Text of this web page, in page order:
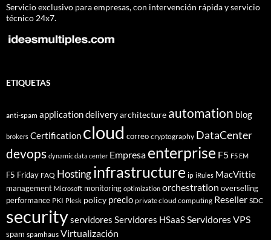
Servicio exclusivo para empresas, con intervención rápida y servicio
técnico 24x7.
ETIQUETAS
anti-spam application deliveryarchitecture automation blog
brokers Certification cloud correo cryptography DataCenter
devops dynamic data center Empresa enterprise F5 F5 EM
F5 Friday FAQ Hostinginfrastructure ip iRules MacVittie
management Microsoft monitoring optimization orchestration overselling
performance PKI Plesk policy precio private cloud computing Reseller SDC
securityservidores Servidores HSaaSServidores VPS
spam spamhaus Virtualización